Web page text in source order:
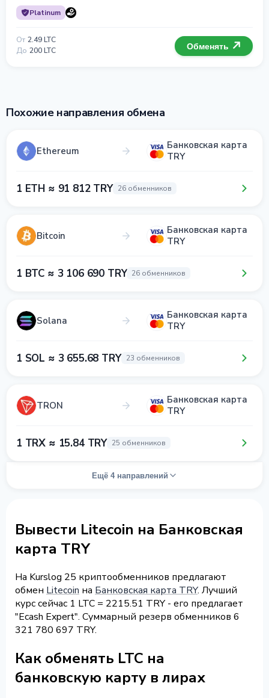
Platinum
От 2.49 LTC
До 200 LTC Обменять
Похожие направления обмена
Ethereum
Банковская карта
TRY
1 ETH ≈ 91 812 TRY 26 обменников
Bitcoin
Банковская карта
TRY
1 BTC ≈ 3 106 690 TRY 26 обменников
Solana
Банковская карта
TRY
1 SOL ≈ 3 655.68 TRY 23 обменников
TRON
Банковская карта
TRY
1 TRX ≈ 15.84 TRY 25 обменников
Ещё 4 направлений
Вывести Litecoin на Банковская
карта TRY
На Kurslog 25 криптообменников предлагают
обмен Litecoin на Банковская карта TRY. Лучший
курс сейчас 1 LTC = 2215.51 TRY - его предлагает
"Ecash Expert". Суммарный резерв обменников 6
321 780 697 TRY.
Как обменять LTC на
банковскую карту в лирах